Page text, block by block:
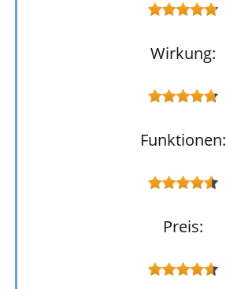
Wirkung:
Funktionen:
Preis: